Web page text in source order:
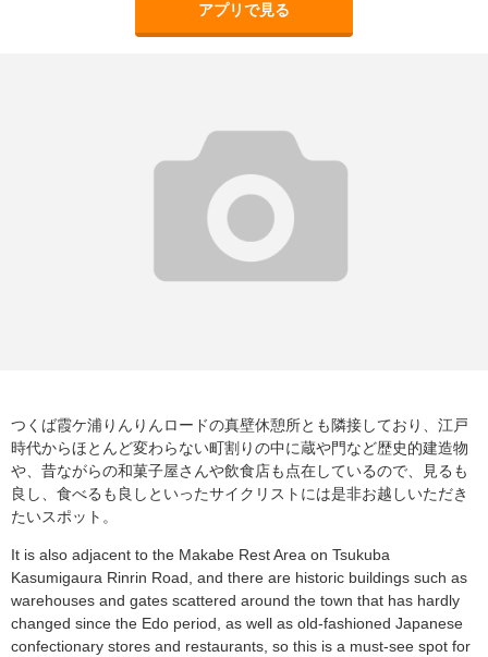
アプリで見る
つくば霞ケ浦りんりんロードの真壁休憩所とも隣接しており、江戸
時代からほとんど変わらない町割りの中に蔵や門など歴史的建造物
や、昔ながらの和菓子屋さんや飲食店も点在しているので、見るも
良し、食べるも良しといったサイクリストには是非お越しいただき
たいスポット。
It is also adjacent to the Makabe Rest Area on Tsukuba
Kasumigaura Rinrin Road, and there are historic buildings such as
warehouses and gates scattered around the town that has hardly
changed since the Edo period, as well as old-fashioned Japanese
confectionary stores and restaurants, so this is a must-see spot for